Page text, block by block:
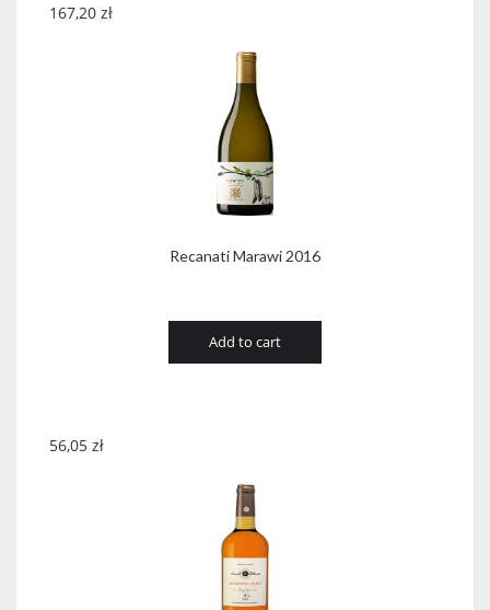
Recanati Marawi 2016
167,20 zł
Add to cart
56,05 zł